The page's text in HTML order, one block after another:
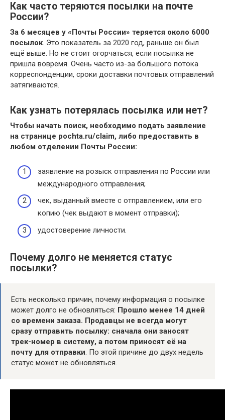
Как часто теряются посылки на почте
России?
За 6 месяцев у «Почты России» теряется около 6000
посылок. Это показатель за 2020 год, раньше он был
ещё выше. Но не стоит огорчаться, если посылка не
пришла вовремя. Очень часто из-за большого потока
корреспонденции, сроки доставки почтовых отправлений
затягиваются.
Как узнать потерялась посылка или нет?
Чтобы начать поиск, необходимо подать заявление
на странице pochta.ru/claim, либо предоставить в
любом отделении Почты России:
заявление на розыск отправления по России или
международного отправления;
чек, выданный вместе с отправлением, или его
копию (чек выдают в момент отправки);
удостоверение личности.
Почему долго не меняется статус
посылки?
Есть несколько причин, почему информация о посылке
может долго не обновляться: Прошло менее 14 дней
со времени заказа. Продавцы не всегда могут
сразу отправить посылку: сначала они заносят
трек-номер в систему, а потом приносят её на
почту для отправки. По этой причине до двух недель
статус может не обновляться.